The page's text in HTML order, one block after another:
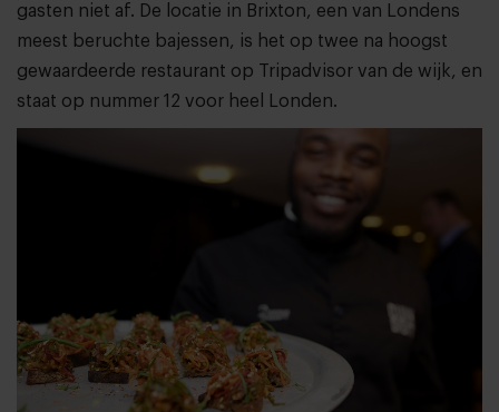
gasten niet af. De locatie in Brixton, een van Londens
meest beruchte bajessen, is het op twee na hoogst
gewaardeerde restaurant op Tripadvisor van de wijk, en
staat op nummer 12 voor heel Londen.